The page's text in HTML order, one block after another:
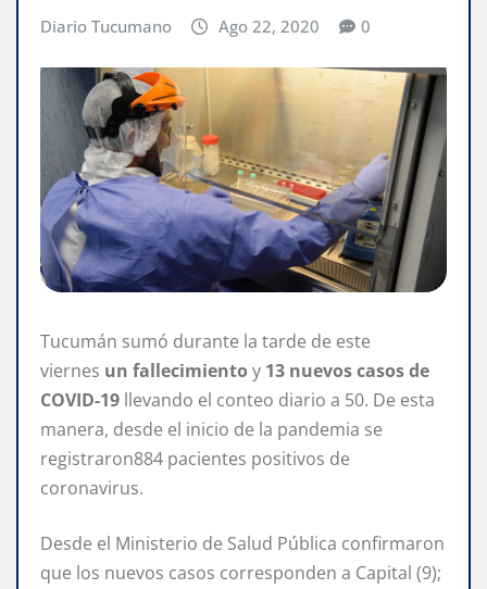
Diario Tucumano Ago 22, 2020 0
Tucumán sumó durante la tarde de este
viernes un fallecimiento y 13 nuevos casos de
COVID-19 llevando el conteo diario a 50. De esta
manera, desde el inicio de la pandemia se
registraron884 pacientes positivos de
coronavirus.
Desde el Ministerio de Salud Pública confirmaron
que los nuevos casos corresponden a Capital (9);